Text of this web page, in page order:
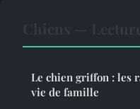
Le chien griffon : les
vie de famille